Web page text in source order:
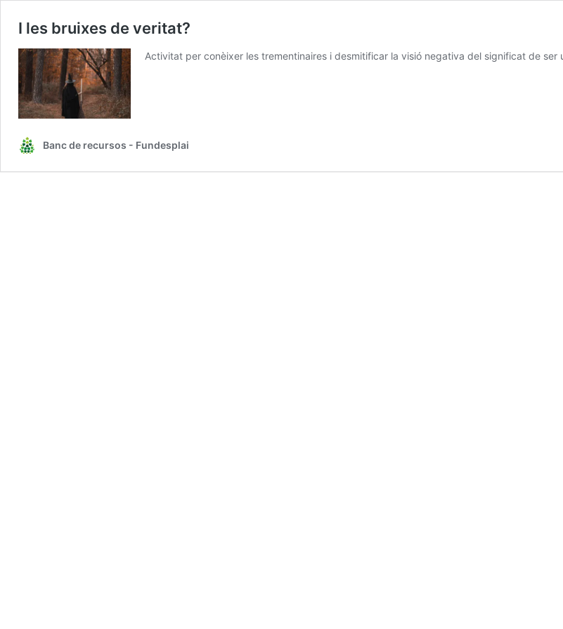
I les bruixes de veritat?
Activitat per conèixer les trementinaires i desmitificar la visió negativa del significat de
Banc de recursos - Fundesplai